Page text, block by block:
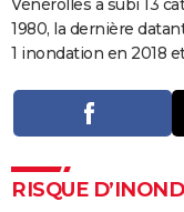
Dictionnaire
Biographies
Citations
Expressions
Proverbes
PROGRAMME TV
COPAINS D'AVANT
Se connecter
Collèges
Universités
Entreprises
Service militaire
Avis de recherche
AVIS DE DÉCÈS
Bricolage
Lifestyle
Culture
Sport
Auto
Television
Voyage
Cinema
Vénérolles a subi 13
1980, la dernière
1 inondation en 2018
RISQUE